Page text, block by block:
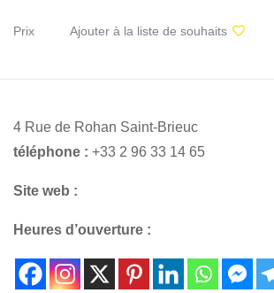
Prix Ajouter à la liste de souhaits
4 Rue de Rohan Saint-Brieuc
téléphone : +33 2 96 33 14 65
Site web :
Heures d’ouverture :